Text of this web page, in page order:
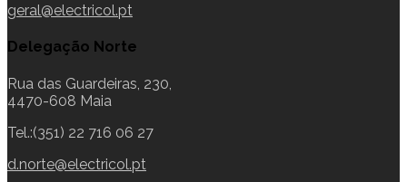
geral@electricol.pt
Delegação Norte
Rua das Guardeiras, 230,
4470-608 Maia
Tel.:(351) 22 716 06 27
d.norte@electricol.pt